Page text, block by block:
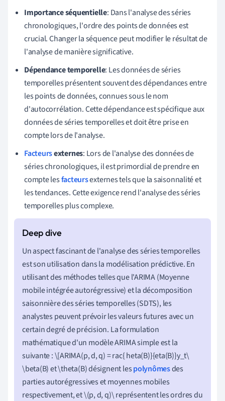
Importance séquentielle: Dans l'analyse des séries
chronologiques, l'ordre des points de données est
crucial. Changer la séquence peut modifier le résultat de
l'analyse de manière significative.
Dépendance temporelle: Les données de séries
temporelles présentent souvent des dépendances entre
les points de données, connues sous le nom
d'autocorrélation. Cette dépendance est spécifique aux
données de séries temporelles et doit être prise en
compte lors de l'analyse.
Facteursexternes: Lors de l'analyse des données de
séries chronologiques, il est primordial de prendre en
compte lesfacteursexternes tels que la saisonnalité et
les tendances. Cette exigence rend l'analyse des séries
temporelles plus complexe.
Un aspect fascinant de l'analyse des séries temporelles
est son utilisation dans la modélisation prédictive. En
utilisant des méthodes telles que l'ARIMA (Moyenne
mobile intégrée autorégressive) et la décomposition
saisonnière des séries temporelles (SDTS), les
analystes peuvent prévoir les valeurs futures avec un
certain degré de précision. La formulation
mathématique d'un modèle ARIMA simple est la
suivante : \[ARIMA(p, d, q) = rac{ heta(B)}{eta(B)}y_t\
\beta(B) et \theta(B) désignent lespolynômesdes
parties autorégressives et moyennes mobiles
respectivement, et \(p, d, q)\ représentent les ordres du